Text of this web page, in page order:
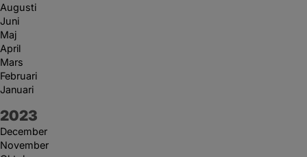
Augusti
Juni
Maj
April
Mars
Februari
Januari
År:
2023
December
November